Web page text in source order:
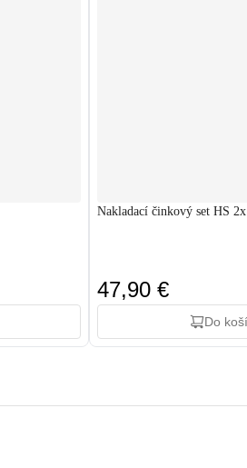
Nakladací činkový set HS
47,90 €
Do